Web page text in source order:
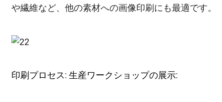
や繊維など、他の素材への画像印刷にも最適です。
印刷プロセス: 生産ワークショップの展示: